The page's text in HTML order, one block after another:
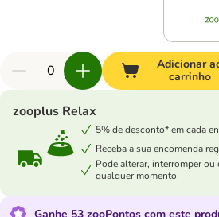
Adicionar
carrinho
zooplus Relax
5% de desconto* em cada
Receba a sua encomenda
Pode alterar, interromper ou
qualquer momento
Ganhe 53 zooPontos com este